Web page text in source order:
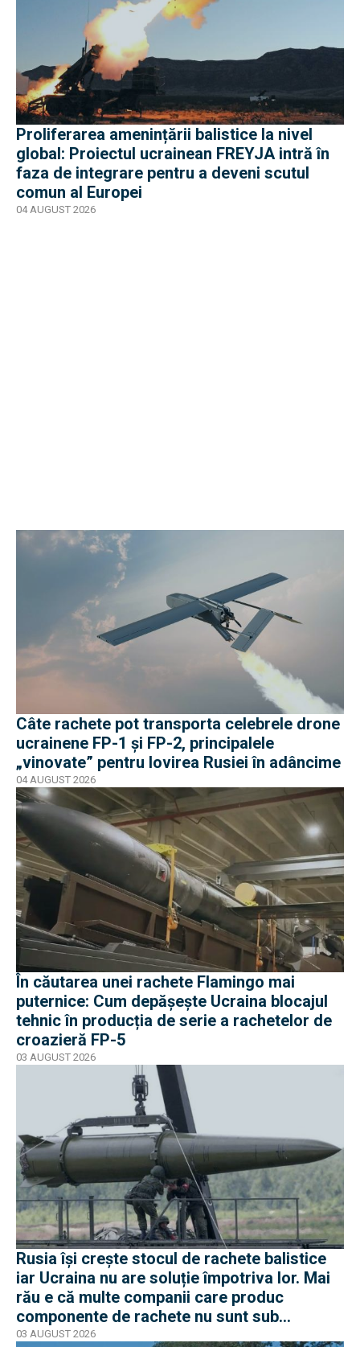
Proliferarea amenințării balistice la nivel
global: Proiectul ucrainean FREYJA intră în
faza de integrare pentru a deveni scutul
comun al Europei
04 AUGUST 2026
Câte rachete pot transporta celebrele drone
ucrainene FP-1 și FP-2, principalele
„vinovate” pentru lovirea Rusiei în adâncime
04 AUGUST 2026
În căutarea unei rachete Flamingo mai
puternice: Cum depășește Ucraina blocajul
tehnic în producția de serie a rachetelor de
croazieră FP-5
03 AUGUST 2026
Rusia își crește stocul de rachete balistice
iar Ucraina nu are soluție împotriva lor. Mai
rău e că multe companii care produc
componente de rachete nu sunt sub
sancțiuni în Occident
03 AUGUST 2026